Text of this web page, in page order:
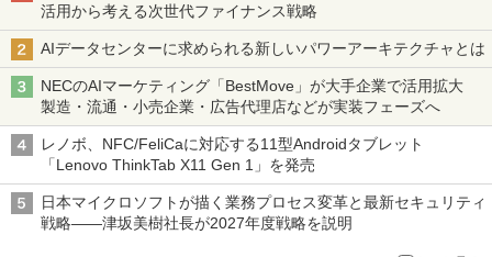
活用から考える次世代ファイナンス戦略
AIデータセンターに求められる新しいパワーアーキテクチャとは
NECのAIマーケティング「BestMove」が大手企業で活用拡大
製造・流通・小売企業・広告代理店などが実装フェーズへ
レノボ、NFC/FeliCaに対応する11型Androidタブレット
「Lenovo ThinkTab X11 Gen 1」を発売
日本マイクロソフトが描く業務プロセス変革と最新セキュリティ
戦略――津坂美樹社長が2027年度戦略を説明